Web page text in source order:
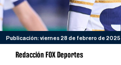
Publicación: viernes 28 de febrero de 2025
Redacción FOX Deportes